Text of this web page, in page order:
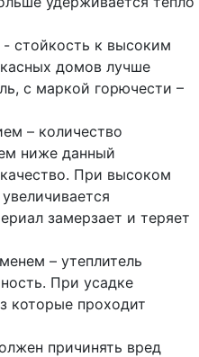
стойкость к высоким
домов лучше
с маркой горючести –
– количество
ниже данный
При высоком
замерзает и теряет
– утеплитель
При усадке
которые проходит
причинять вред